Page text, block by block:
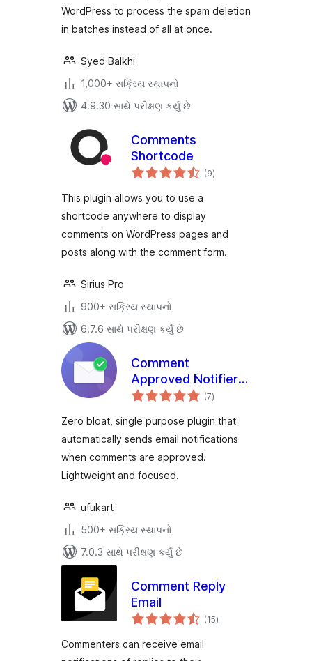
WordPress to process the spam deletion
in batches instead of all at once.
Syed Balkhi
1,000+ સક્રિય સ્થાપનો
4.9.30 સાથે પરીક્ષણ કર્યું છે
Comments
Shortcode
(9કુલ
રેટિંગ્સ
)
This plugin allows you to use a
shortcode anywhere to display
comments on WordPress pages and
posts along with the comment form.
Sirius Pro
900+ સક્રિય સ્થાપનો
6.7.6 સાથે પરીક્ષણ કર્યું છે
Comment
Approved Notifier
Extended
(7કુલ
રેટિંગ્સ
)
Zero bloat, single purpose plugin that
automatically sends email notifications
when comments are approved.
Lightweight and focused.
ufukart
500+ સક્રિય સ્થાપનો
7.0.3 સાથે પરીક્ષણ કર્યું છે
Comment Reply
Email
(15કુલ
રેટિંગ્સ
)
Commenters can receive email